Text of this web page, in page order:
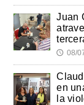
Juan
🕔 08/
en
la